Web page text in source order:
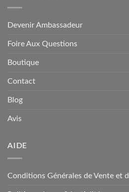
Devenir Ambassadeur
Foire Aux Questions
Boutique
Contact
Blog
Avis
AIDE
Conditions Générales de Vente et